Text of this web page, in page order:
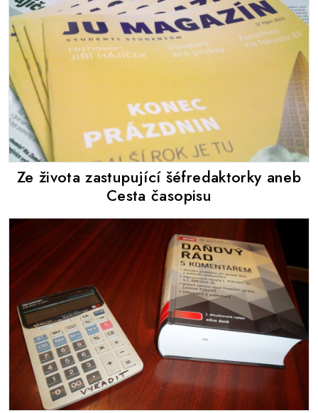
Ze života zastupující šéfredaktorky aneb
Cesta časopisu